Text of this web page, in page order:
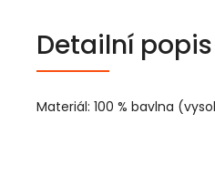
Detailní
Materiál: 100 % bavlna